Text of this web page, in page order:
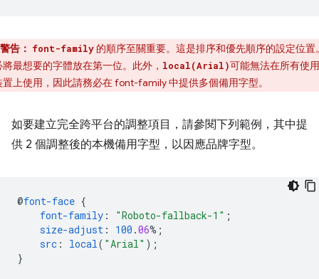
警告： font-family 的順序至關重要。這是排序和優先順序的設定位置
將最想要的字體放在第一位。此外， local(Arial)可能無法在所有使
置上使用，因此請務必在 font-family 中提供多個備用字型。
如要建立完全跨平台的調整項目，請參閱下列範例，其中提
供 2 個調整後的本機備用字型，以因應品牌字型。
@font-face {
font-family : "Roboto-fallback-1" ;
size-adjust : 100 .06%;
src : local( "Arial" );
}